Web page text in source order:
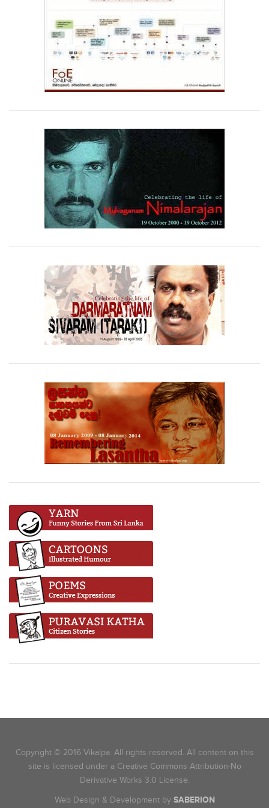
Copyright © 2016 Vikalpa. All rights reserved. All content on this
site is licensed under a Creative Commons Attribution-No
Derivative Works 3.0 License.
Web Design & Development by SABERION